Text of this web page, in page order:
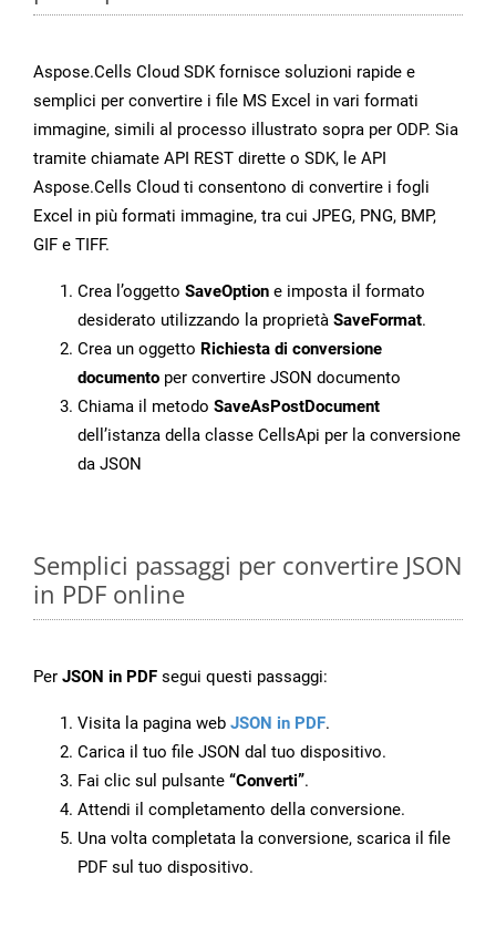
Aspose.Cells Cloud SDK fornisce soluzioni rapide e
semplici per convertire i file MS Excel in vari formati
immagine, simili al processo illustrato sopra per ODP. Sia
tramite chiamate API REST dirette o SDK, le API
Aspose.Cells Cloud ti consentono di convertire i fogli
Excel in più formati immagine, tra cui JPEG, PNG, BMP,
GIF e TIFF.
Crea l’oggetto SaveOption e imposta il formato
desiderato utilizzando la proprietà SaveFormat.
Crea un oggetto Richiesta di conversione
documento per convertire JSON documento
Chiama il metodo SaveAsPostDocument
dell’istanza della classe CellsApi per la conversione
da JSON
Semplici passaggi per convertire JSON
in PDF online
Per JSON in PDF segui questi passaggi:
Visita la pagina web JSON in PDF.
Carica il tuo file JSON dal tuo dispositivo.
Fai clic sul pulsante “Converti”.
Attendi il completamento della conversione.
Una volta completata la conversione, scarica il file
PDF sul tuo dispositivo.